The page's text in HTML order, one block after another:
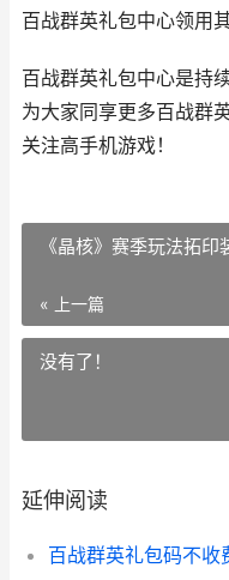
百战群英礼包中心领用
百战群英礼包中心是持
为大家同享更多百战群
关注高手机游戏！
《晶核》赛季玩法拓
« 上一篇
没有了！
延伸阅读